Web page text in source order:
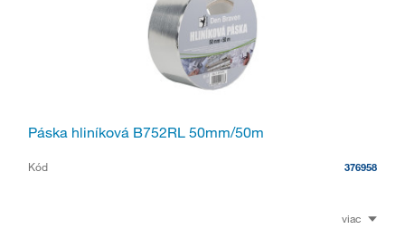
Páska hliníková B752RL 50mm/50m
Kód 376958
viac